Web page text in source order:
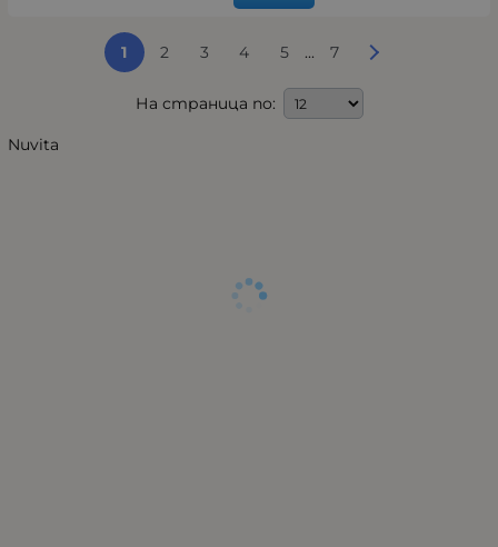
1 2 3 4 5 ... 7
На страница по:
Nuvita